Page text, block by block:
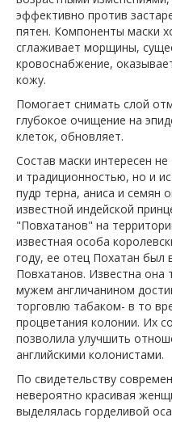
эффективно против
пятен. Компоненты маски
сглаживает морщины,
кровоснабжение,
кожу.
Помогает снимать слой
глубокое очищение на
клеток, обновляет.
Состав маски интересен
и традиционностью, но и
пудр терна, аниса и семян
известной индейской
"Повхатанов" на
известная особа
году, ее отец Похатан был
Повхатанов. Известна она
мужем англичанином
торговлю табаком- в то
процветания колонии. Их
позволила улучшить
английскими колонистами.
По свидетельству
невероятно красивая
выделялась горделивой